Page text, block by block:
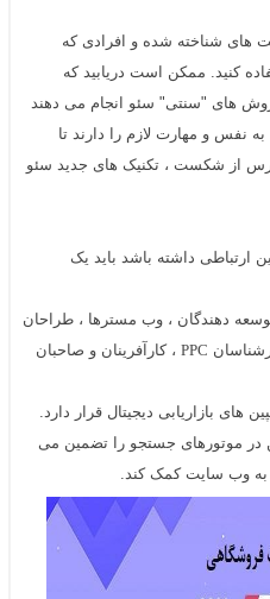
شناخته شده و افرادی که
کنید. ممکن است دریابید که
های "سنتی" سئو انجام می دهند
نفس و مهارت لازم را دارند تا
ترس از شکست ، تکنیک های جدید سئو
ارتباطی داشته باشد باید یک
دهندگان ، وب مسترها ، طراحان
PPC، کارآفرینان و صاحبان
های بازاریابی دیجیتال قرار دارد.
در موتورهای جستجو را تضمین می
به وب سایت کمک کند.